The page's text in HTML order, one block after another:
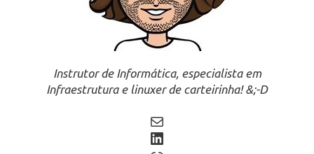
Instrutor de Informática, especialista em
Infraestrutura e linuxer de carteirinha! &;-D
Mail
LinkedIn